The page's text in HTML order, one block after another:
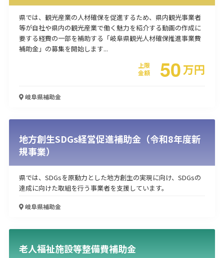
県では、観光産業の人材確保を促進するため、県内観光事業者
等が自社や県内の観光産業で働く魅力を紹介する動画の作成に
要する経費の一部を補助する「岐阜県観光人材確保推進事業費
補助金」の募集を開始します...
上限
金額
50万円
岐阜県補助金
地方創生SDGs経営促進補助金（令和8年度新
規事業）
県では、SDGsを原動力とした地方創生の実現に向け、SDGsの
達成に向けた取組を行う事業者を支援しています。
岐阜県補助金
老人福祉施設等整備費補助金